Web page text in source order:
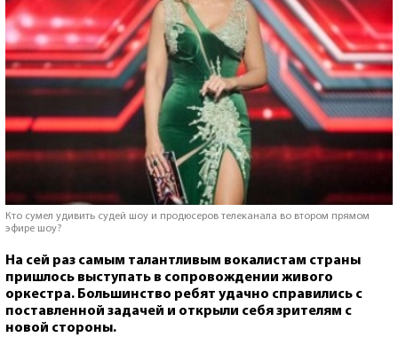
Кто сумел удивить судей шоу и продюсеров телеканала во втором прямом
эфире шоу?
На сей раз самым талантливым вокалистам страны
пришлось выступать в сопровождении живого
оркестра. Большинство ребят удачно справились с
поставленной задачей и открыли себя зрителям с
новой стороны.